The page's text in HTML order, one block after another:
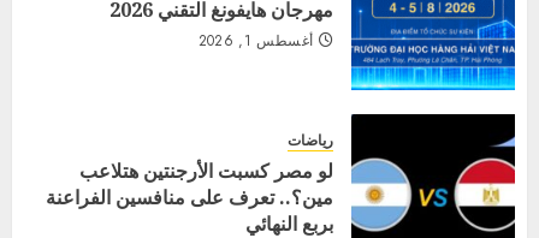
مهرجان هايفونغ التقني 2026
أغسطس 1, 2026
رياضات
لو مصر كسبت الأرجنتين هتلاعب
مين؟.. تعرف على منافسين الفراعنة
بربع النهائي